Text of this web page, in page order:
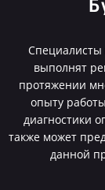
Специалисты
выполнят
протяжении
опыту
диагностики
также может
данной